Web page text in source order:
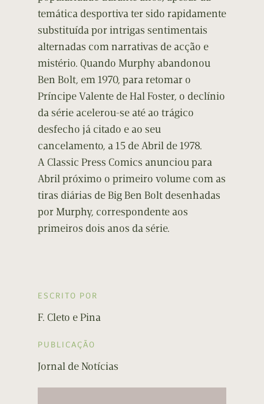
temática desportiva ter sido rapidamente
substituída por intrigas sentimentais
alternadas com narrativas de acção e
mistério. Quando Murphy abandonou
Ben Bolt, em 1970, para retomar o
Príncipe Valente de Hal Foster, o declínio
da série acelerou-se até ao trágico
desfecho já citado e ao seu
cancelamento, a 15 de Abril de 1978.
A Classic Press Comics anunciou para
Abril próximo o primeiro volume com as
tiras diárias de Big Ben Bolt desenhadas
por Murphy, correspondente aos
primeiros dois anos da série.
ESCRITO POR
F. Cleto e Pina
PUBLICAÇÃO
Jornal de Notícias